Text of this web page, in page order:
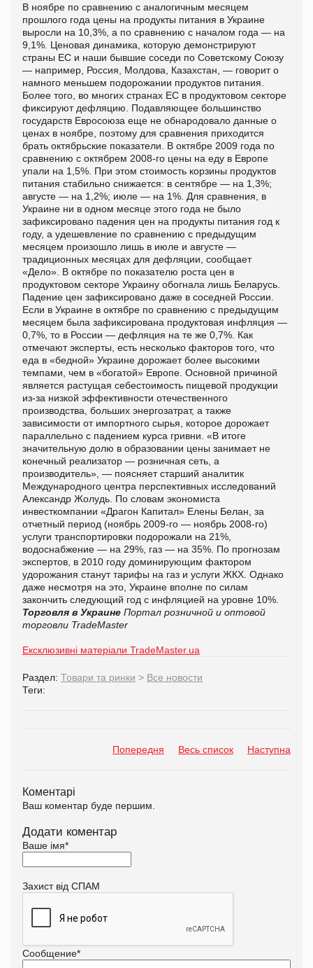
В ноябре по сравнению с аналогичным месяцем
прошлого года цены на продукты питания в Украине
выросли на 10,3%, а по сравнению с началом года — на
9,1%. Ценовая динамика, которую демонстрируют
страны ЕС и наши бывшие соседи по Советскому Союзу
— например, Россия, Молдова, Казахстан, — говорит о
намного меньшем подорожании продуктов питания.
Более того, во многих странах ЕС в продуктовом секторе
фиксируют дефляцию. Подавляющее большинство
государств Евросоюза еще не обнародовало данные о
ценах в ноябре, поэтому для сравнения приходится
брать октябрьские показатели. В октябре 2009 года по
сравнению с октябрем 2008-го цены на еду в Европе
упали на 1,5%. При этом стоимость корзины продуктов
питания стабильно снижается: в сентябре — на 1,3%;
августе — на 1,2%; июле — на 1%. Для сравнения, в
Украине ни в одном месяце этого года не было
зафиксировано падения цен на продукты питания год к
году, а удешевление по сравнению с предыдущим
месяцем произошло лишь в июле и августе —
традиционных месяцах для дефляции, сообщает
«Дело». В октябре по показателю роста цен в
продуктовом секторе Украину обогнала лишь Беларусь.
Падение цен зафиксировано даже в соседней России.
Если в Украине в октябре по сравнению с предыдущим
месяцем была зафиксирована продуктовая инфляция —
0,7%, то в России — дефляция на те же 0,7%. Как
отмечают эксперты, есть несколько факторов того, что
еда в «бедной» Украине дорожает более высокими
темпами, чем в «богатой» Европе. Основной причиной
является растущая себестоимость пищевой продукции
из-за низкой эффективности отечественного
производства, больших энергозатрат, а также
зависимости от импортного сырья, которое дорожает
параллельно с падением курса гривни. «В итоге
значительную долю в образовании цены занимает не
конечный реализатор — розничная сеть, а
производитель», — поясняет старший аналитик
Международного центра перспективных исследований
Александр Жолудь. По словам экономиста
инвесткомпании «Драгон Капитал» Елены Белан, за
отчетный период (ноябрь 2009-го — ноябрь 2008-го)
услуги транспортировки подорожали на 21%,
водоснабжение — на 29%, газ — на 35%. По прогнозам
экспертов, в 2010 году доминирующим фактором
удорожания станут тарифы на газ и услуги ЖКХ. Однако
даже несмотря на это, Украине вполне по силам
закончить следующий год с инфляцией на уровне 10%.
Торговля в Украине Портал розничной и оптовой
торговли TradeMaster
Ексклюзивні матеріали TradeMaster.ua
Раздел: Товари та ринки > Все новости
Теги:
Попередня Весь список Наступна
Коментарі
Ваш коментар буде першим.
Додати коментар
Ваше імя*
Захист від СПАМ
Сообщение*